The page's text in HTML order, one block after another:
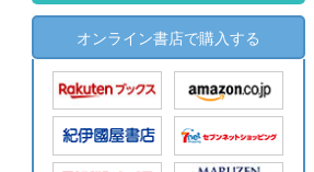
オンライン書店で購入する